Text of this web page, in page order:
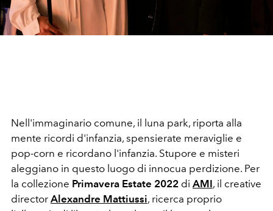
Nell'immaginario comune, il luna park, riporta alla
mente ricordi d'infanzia, spensierate meraviglie e
pop-corn e ricordano l'infanzia. Stupore e misteri
aleggiano in questo luogo di innocua perdizione. Per
la collezione Primavera Estate 2022 di AMI, il creative
director Alexandre Mattiussi, ricerca proprio